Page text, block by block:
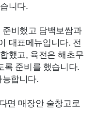
니다.
비했고 담백보쌈과
대표메뉴입니다. 전
했고, 육전은 해초무
록 준비를 했습니다.
합니다.
면 매장안 술창고로